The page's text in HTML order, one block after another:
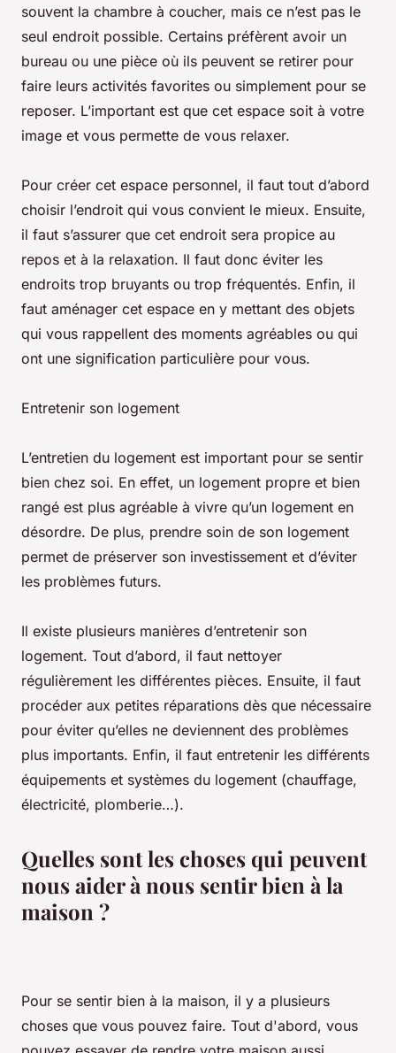
souvent la chambre à coucher, mais ce n’est pas le
seul endroit possible. Certains préfèrent avoir un
bureau ou une pièce où ils peuvent se retirer pour
faire leurs activités favorites ou simplement pour se
reposer. L’important est que cet espace soit à votre
image et vous permette de vous relaxer.
Pour créer cet espace personnel, il faut tout d’abord
choisir l’endroit qui vous convient le mieux. Ensuite,
il faut s’assurer que cet endroit sera propice au
repos et à la relaxation. Il faut donc éviter les
endroits trop bruyants ou trop fréquentés. Enfin, il
faut aménager cet espace en y mettant des objets
qui vous rappellent des moments agréables ou qui
ont une signification particulière pour vous.
Entretenir son logement
L’entretien du logement est important pour se sentir
bien chez soi. En effet, un logement propre et bien
rangé est plus agréable à vivre qu’un logement en
désordre. De plus, prendre soin de son logement
permet de préserver son investissement et d’éviter
les problèmes futurs.
Il existe plusieurs manières d’entretenir son
logement. Tout d’abord, il faut nettoyer
régulièrement les différentes pièces. Ensuite, il faut
procéder aux petites réparations dès que nécessaire
pour éviter qu’elles ne deviennent des problèmes
plus importants. Enfin, il faut entretenir les différents
équipements et systèmes du logement (chauffage,
électricité, plomberie…).
Quelles sont les choses qui peuvent
nous aider à nous sentir bien à la
maison ?
Pour se sentir bien à la maison, il y a plusieurs
choses que vous pouvez faire. Tout d'abord, vous